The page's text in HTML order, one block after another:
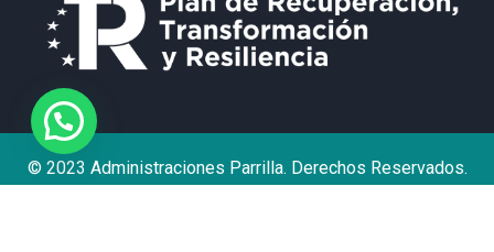
© 2023 Administraciones Parrilla. Derechos Reservados.